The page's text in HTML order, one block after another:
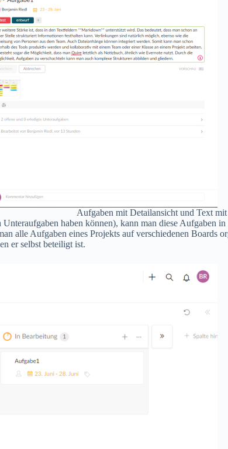
Aufgaben mit Detailansicht und Text
haben können), kann man diese Aufgaben
alle Aufgaben eines Projekts auf verschiedenen
er selbst beteiligt ist.